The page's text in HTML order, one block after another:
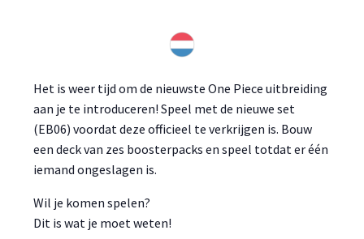
Het is weer tijd om de nieuwste One Piece uitbreiding
aan je te introduceren! Speel met de nieuwe set
(EB06) voordat deze officieel te verkrijgen is. Bouw
een deck van zes boosterpacks en speel totdat er één
iemand ongeslagen is.
Wil je komen spelen?
Dit is wat je moet weten!